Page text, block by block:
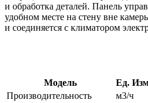
и обработка деталей. Панель
удобном месте на стену вне
и соединяется с климатором
Модель Ед.
Производительность
м3/ч